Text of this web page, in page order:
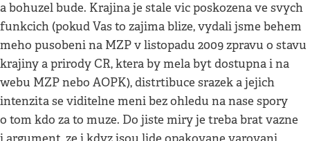
a bohuzel bude. Krajina je stale vic poskozena ve svych
funkcich (pokud Vas to zajima blize, vydali jsme behem
meho pusobeni na MZP v listopadu 2009 zpravu o stavu
krajiny a prirody CR, ktera by mela byt dostupna i na
webu MZP nebo AOPK), distrtibuce srazek a jejich
intenzita se viditelne meni bez ohledu na nase spory
o tom kdo za to muze. Do jiste miry je treba brat vazne